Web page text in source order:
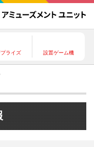
プライズ 設置ゲーム機